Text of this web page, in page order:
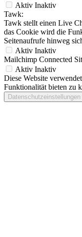
Aktiv Inaktiv
Tawk:
Tawk stellt einen Live
das Cookie wird die
Seitenaufrufe hinweg
Aktiv Inaktiv
Mailchimp Connected
Aktiv Inaktiv
Diese Website
Funktionalität bieten zu
Datenschutzeinstellungen